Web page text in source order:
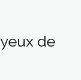
de